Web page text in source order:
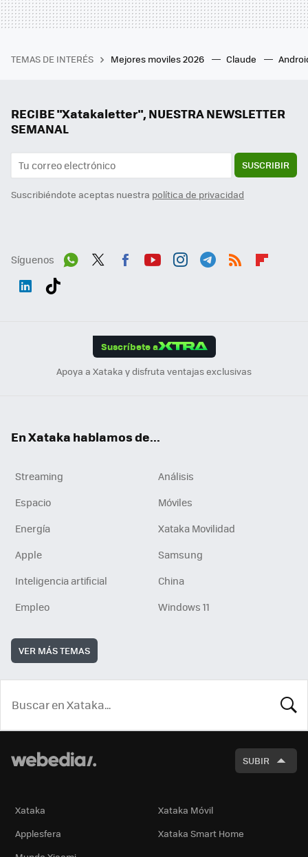
TEMAS DE INTERÉS Mejores moviles 2026 Claude
RECIBE "Xatakaletter", NUESTRA NEWSLETTER
SEMANAL
SUSCRIBIR
Suscribiéndote aceptas nuestra política de privacidad
Síguenos
Suscríbete a
Apoya a Xataka y disfruta ventajas exclusivas
En Xataka hablamos de...
Streaming
Análisis
Espacio
Móviles
Energía
Xataka Movilidad
Apple
Samsung
Inteligencia artificial
China
Empleo
Windows 11
VER MÁS TEMAS
SUBIR
Xataka
Xataka Móvil
Applesfera
Xataka Smart Home